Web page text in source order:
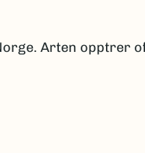
Arten opptrer